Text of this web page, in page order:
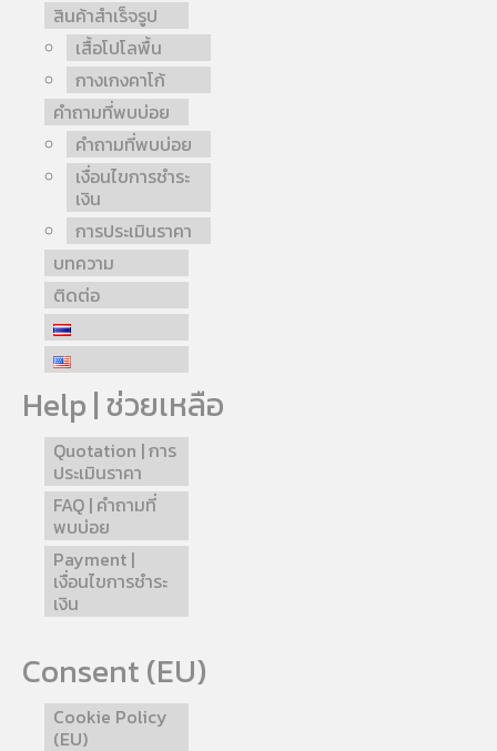
สินค้าสำเร็จรูป
เสื้อโปโลพื้น
กางเกงคาโก้
คำถามที่พบบ่อย
คำถามที่พบบ่อย
เงื่อนไขการชำระ
เงิน
การประเมินราคา
บทความ
ติดต่อ
Help | ช่วยเหลือ
Quotation | การ
ประเมินราคา
FAQ | คำถามที่
พบบ่อย
Payment |
เงื่อนไขการชำระ
เงิน
Consent (EU)
Cookie Policy
(EU)